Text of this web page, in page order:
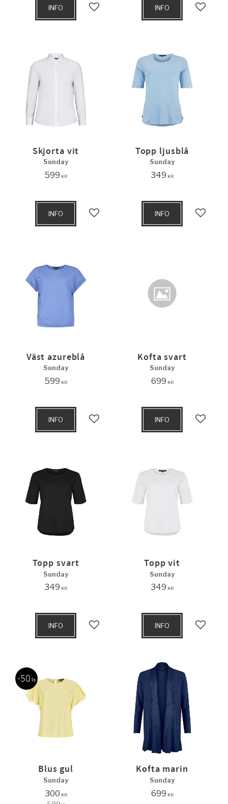
Lägg till i favoriter
INFO Lägg
INFO
Skjorta vit
Sunday
599 KR
Lägg till i favoriter
INFO
Topp ljusblå
Sunday
349 KR
Lägg
INFO
Väst azureblå
Sunday
599 KR
Lägg till i favoriter
INFO
Kofta svart
Sunday
699 KR
Lägg
INFO
Topp svart
Sunday
349 KR
Lägg till i favoriter
INFO
Topp vit
Sunday
349 KR
Lägg
INFO
Blus gul
Sunday
300 KR
50 %
Kofta marin
Sunday
699 KR